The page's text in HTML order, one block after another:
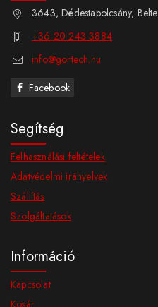
3643, Dédestapolcsány,
+36 20 243 3884
info@gortech.hu
Facebook
Segítség
Felhasználási feltételek
Adatvédelmi irányelvek
Szállítás
Szolgáltatások
Információ
Kapcsolat